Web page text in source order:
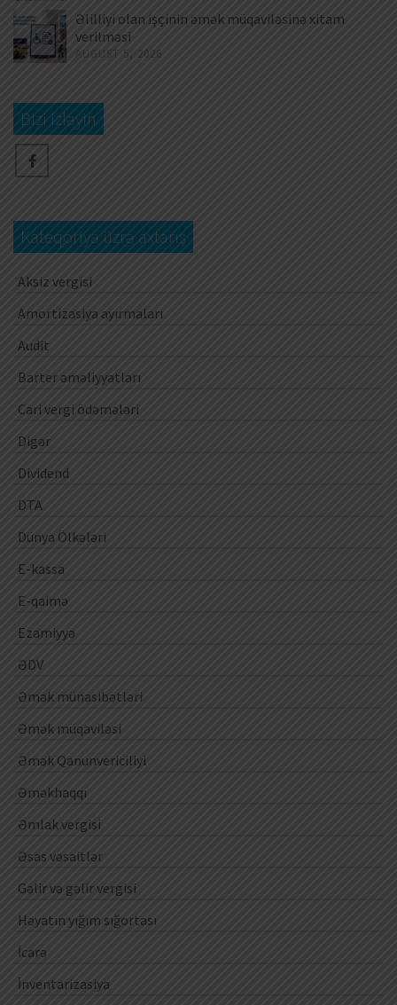
Əlilliyi olan işçinin əmək müqaviləsinə xitam
verilməsi
AUGUST 5, 2026
Bizi izləyin
Kateqoriya üzrə axtarış
Aksiz vergisi
Amortizasiya ayırmaları
Audit
Barter əməliyyatları
Cari vergi ödəmələri
Digər
Dividend
DTA
Dünya Ölkələri
E-kassa
E-qaimə
Ezamiyyə
ƏDV
Əmək münasibətləri
Əmək müqaviləsi
Əmək Qanunvericiliyi
Əməkhaqqı
Əmlak vergisi
Əsas vəsaitlər
Gəlir və gəlir vergisi
Həyatın yığım sığortası
İcarə
İnventarizasiya